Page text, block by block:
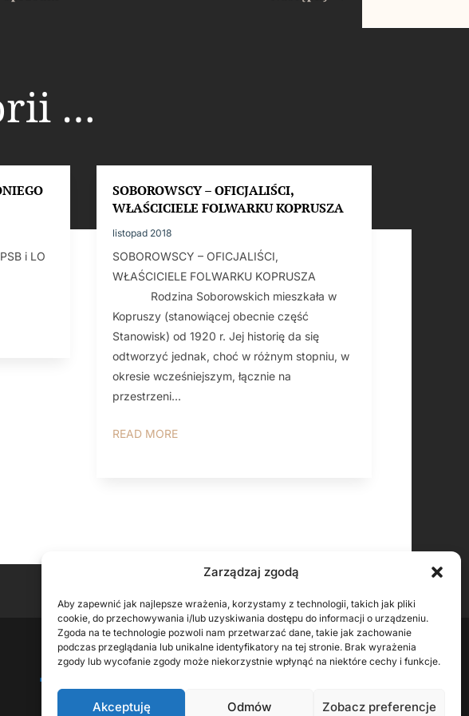
Zarządzaj zgodą
Aby zapewnić jak najlepsze wrażenia, korzystamy z technologii, takich jak pliki
cookie, do przechowywania i/lub uzyskiwania dostępu do informacji o urządzeniu.
Zgoda na te technologie pozwoli nam przetwarzać dane, takie jak zachowanie
podczas przeglądania lub unikalne identyfikatory na tej stronie. Brak wyrażenia
zgody lub wycofanie zgody może niekorzystnie wpłynąć na niektóre cechy i funkcje.
Akceptuję Odmów Zobacz preferencje
…
i LO
SOBOROWSCY – OFICJALIŚCI,
WŁAŚCICIELE FOLWARKU KOPRUSZA
listopad 2018
SOBOROWSCY – OFICJALIŚCI,
WŁAŚCICIELE FOLWARKU KOPRUSZA
Rodzina Soborowskich mieszkała w
Kopruszy (stanowiącej obecnie część
Stanowisk) od 1920 r. Jej historię da się
odtworzyć jednak, choć w różnym stopniu, w
okresie wcześniejszym, łącznie na
przestrzeni...
READ MORE